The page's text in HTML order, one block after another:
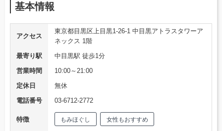
基本情報
アクセス
東京都目黒区上目黒1-26-1 中目黒アトラスタワーア
ネックス 1階
最寄り駅
中目黒駅 徒歩1分
営業時間
10:00～21:00
定休日
無休
電話番号
03-6712-2772
特徴 もみほぐし 女性もおすすめ